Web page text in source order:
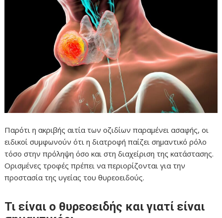
Παρότι η ακριβής αιτία των οζιδίων παραμένει ασαφής, οι
ειδικοί συμφωνούν ότι η διατροφή παίζει σημαντικό ρόλο
τόσο στην πρόληψη όσο και στη διαχείριση της κατάστασης.
Ορισμένες τροφές πρέπει να περιορίζονται για την
προστασία της υγείας του θυρεοειδούς.
Τι είναι ο θυρεοειδής και γιατί είναι